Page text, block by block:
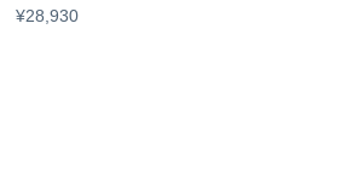
¥28,930